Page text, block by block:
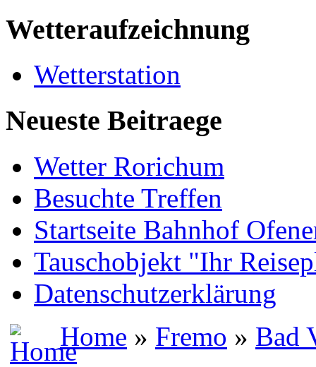
Wetteraufzeichnung
Wetterstation
Neueste Beitraege
Wetter Rorichum
Besuchte Treffen
Startseite Bahnhof
Tauschobjekt "Ihr
Datenschutzerklärung
Home » Fremo » Bad